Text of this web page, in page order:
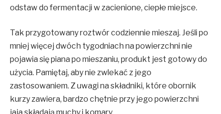
odstaw do fermentacji w zacienione, ciepłe miejsce.
Tak przygotowany roztwór codziennie mieszaj. Jeśli po
mniej więcej dwóch tygodniach na powierzchni nie
pojawia się piana po mieszaniu, produkt jest gotowy do
użycia. Pamiętaj, aby nie zwlekać z jego
zastosowaniem. Z uwagi na składniki, które obornik
kurzy zawiera, bardzo chętnie przy jego powierzchni